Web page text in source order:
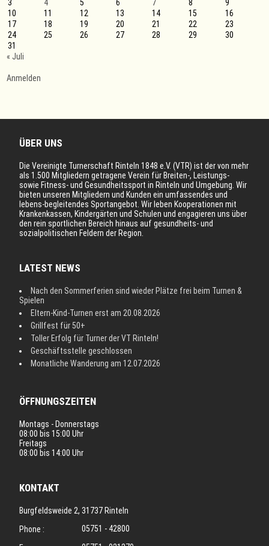
3
4 5 6 7 8
9
10
11 12 13 14 15
16
17
18 19 20 21 22
23
24
25 26 27 28 29
30
31
« Juli
Anmelden
ÜBER UNS
Die Vereinigte Turnerschaft Rinteln 1848 e.V. (VTR) ist der von mehr
als 1.500 Mitgliedern getragene Verein für Breiten-, Leistungs-
sowie Fitness- und Gesundheitssport in Rinteln und Umgebung. Wir
bieten unseren Mitgliedern und Kunden ein umfassendes und
lebens-begleitendes Sportangebot. Wir leben Kooperationen mit
Krankenkassen, Kindergärten und Schulen und engagieren uns über
den rein sportlichen Bereich hinaus auf gesundheits- und
sozialpolitischen Feldern der Region.
LATEST NEWS
Nach den Sommerferien sind wieder Plätze frei beim Turnen &
Spielen
Eltern-Kind-Turnen erst am 20.08.2026
Grillfest für 50+
Toller Erfolg für Turner der VT Rinteln!
Geschäftsstelle geschlossen
Monatliche Wanderung am 12.07.2026
ÖFFNUNGSZEITEN
Montags - Donnerstags
08:00 bis 15:00 Uhr
Freitags
08:00 bis 14:00 Uhr
KONTAKT
Burgfeldsweide 2, 31737 Rinteln
Phone :
05751 - 42800